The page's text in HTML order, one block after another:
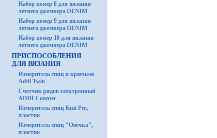
Набор номер 8 для вязания
летнего джемпера DENIM
Набор номер 9 для вязания
летнего джемпера DENIM
Набор номер 10 для вязания
летнего джемпера DENIM
ПРИСПОСОБЛЕНИЯ
ДЛЯ ВЯЗАНИЯ
Измеритель спиц и крючков
Addi Twin
Счетчик рядов электронный
ADDI Counter
Измеритель спиц Knit Pro,
пластик
Измеритель спиц "Овечка",
пластик